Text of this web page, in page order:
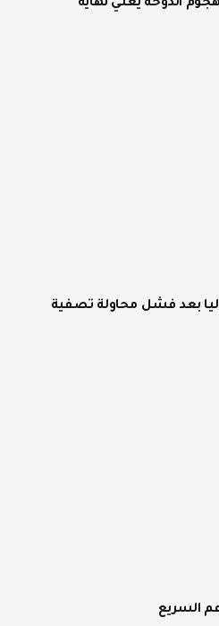
الدوحة يعني نهاية
بعد فشل محاولة تصفية
السريع